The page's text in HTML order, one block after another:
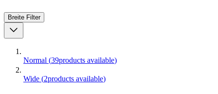
Breite Filter
Normal (39products available)
Wide (2products available)